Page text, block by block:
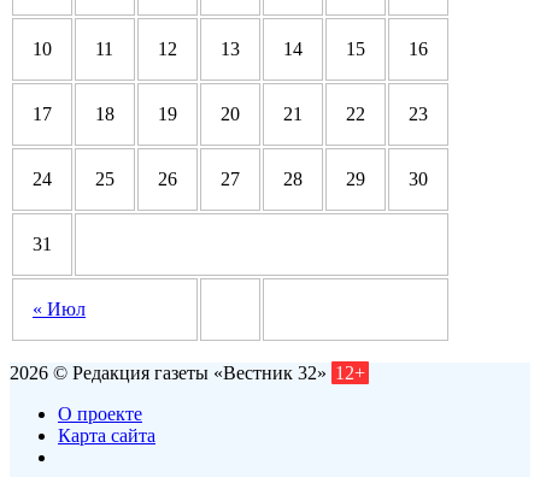
« Июл
10 11 12 13 14 15 16
17 18 19 20 21 22 23
24 25 26 27 28 29 30
31
2026 © Редакция газеты «Вестник 32» 12+
О проекте
Карта сайта